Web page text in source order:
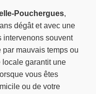
Pouchergues,
dégât et avec une
intervenons souvent
mauvais temps ou
locale garantit une
vous êtes
ou de votre